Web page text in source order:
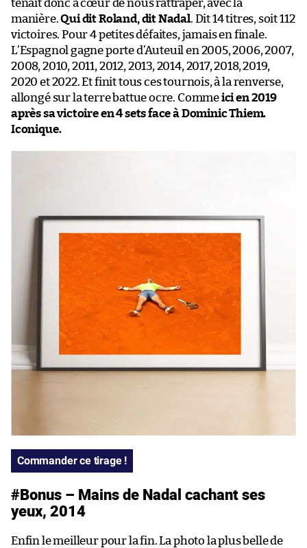
tenait donc à cœur de nous rattraper, avec la
manière.Qui dit Roland, dit Nadal. Dit 14 titres, soit 112
victoires. Pour 4 petites défaites, jamais en finale.
L’Espagnol gagne porte d’Auteuil en 2005, 2006, 2007,
2008, 2010, 2011, 2012, 2013, 2014, 2017, 2018, 2019,
2020 et 2022. Et finit tous ces tournois, à la renverse,
allongé sur la terre battue ocre. Commeici en 2019
après sa victoire en 4 sets face à Dominic Thiem.
Iconique.
Commander ce tirage !
#Bonus – Mains de Nadal cachant ses
yeux, 2014
Enfin le meilleur pour la fin. La photo la plus belle de